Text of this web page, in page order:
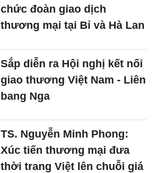
chức đoàn giao dịch
thương mại tại Bỉ và Hà Lan
Sắp diễn ra Hội nghị kết nối
giao thương Việt Nam - Liên
bang Nga
TS. Nguyễn Minh Phong:
Xúc tiến thương mại đưa
thời trang Việt lên chuỗi giá